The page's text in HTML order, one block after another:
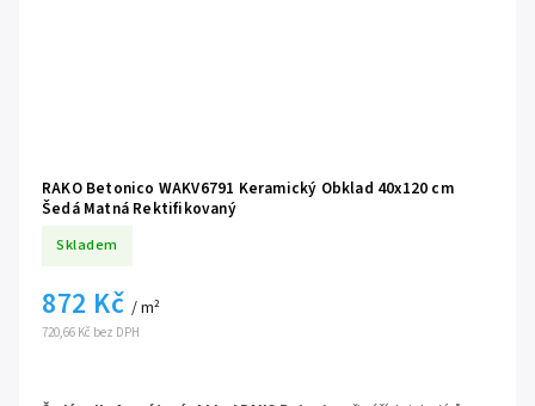
RAKO Betonico WAKV6791 Keramický Obklad 40x120 cm
Šedá Matná Rektifikovaný
Skladem
720,66 Kč bez DPH
872 Kč / m²